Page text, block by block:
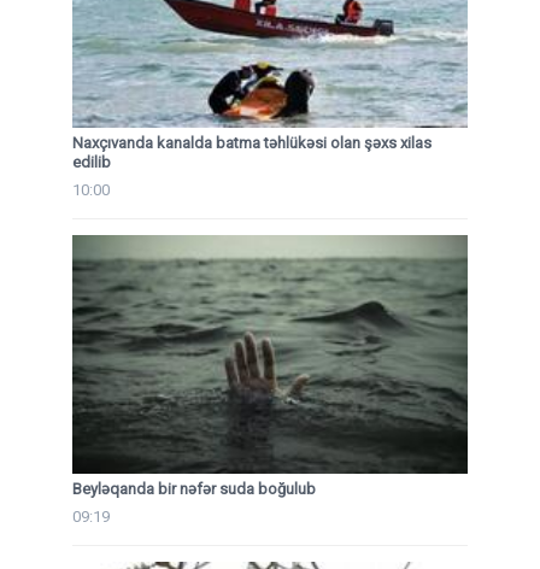
Naxçıvanda kanalda batma təhlükəsi olan şəxs xilas
edilib
10:00
Beyləqanda bir nəfər suda boğulub
09:19